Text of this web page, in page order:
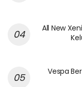
All New
Vespa